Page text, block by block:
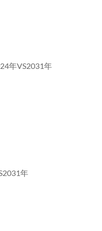
年VS2031年
年